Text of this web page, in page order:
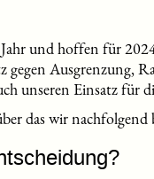
und hoffen für
Ausgrenzung,
unseren Einsatz für
das wir nachfolgend